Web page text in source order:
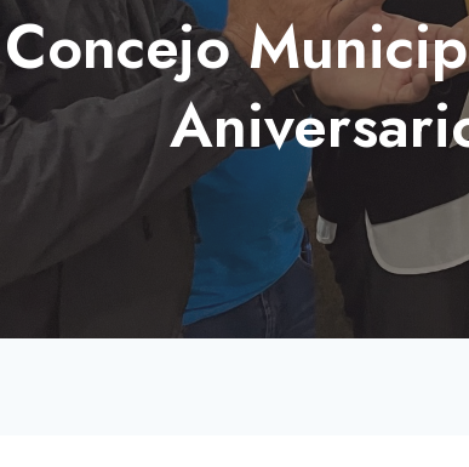
Concejo